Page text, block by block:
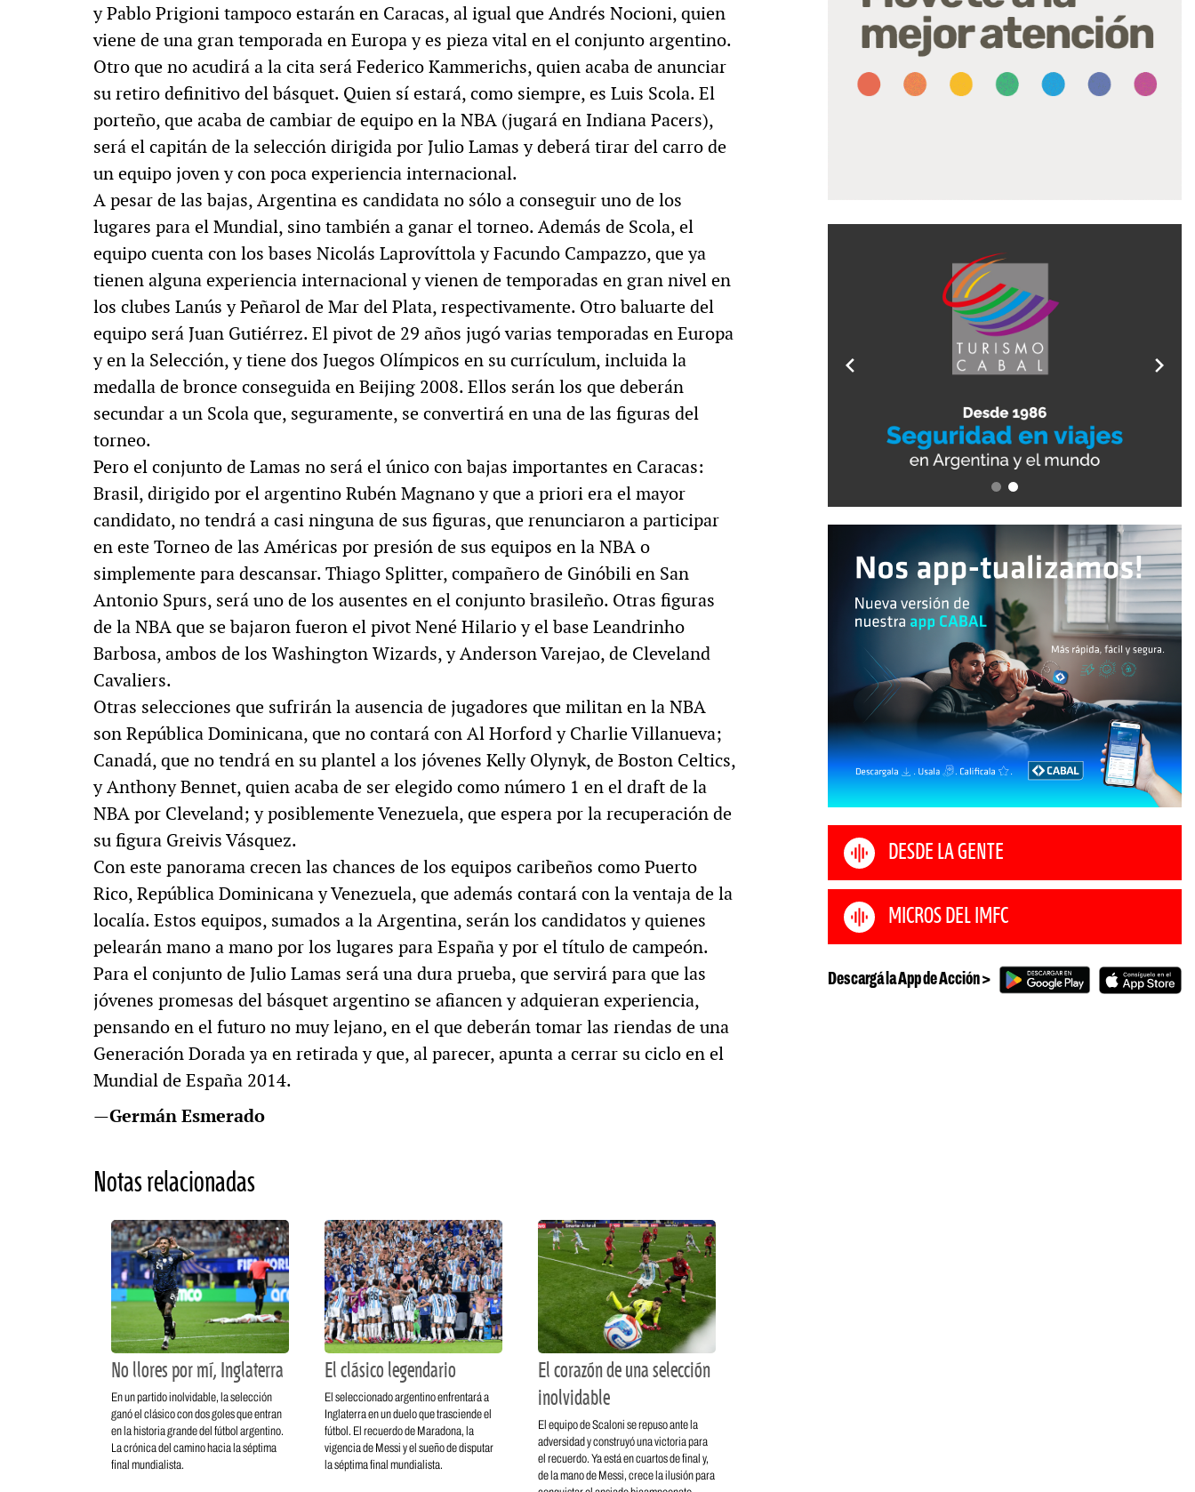
y Pablo Prigioni tampoco estarán en Caracas, al igual que Andrés Nocioni, quien
viene de una gran temporada en Europa y es pieza vital en el conjunto argentino.
Otro que no acudirá a la cita será Federico Kammerichs, quien acaba de anunciar
su retiro definitivo del básquet. Quien sí estará, como siempre, es Luis Scola. El
porteño, que acaba de cambiar de equipo en la NBA (jugará en Indiana Pacers),
será el capitán de la selección dirigida por Julio Lamas y deberá tirar del carro de
un equipo joven y con poca experiencia internacional.
A pesar de las bajas, Argentina es candidata no sólo a conseguir uno de los
lugares para el Mundial, sino también a ganar el torneo. Además de Scola, el
equipo cuenta con los bases Nicolás Laprovíttola y Facundo Campazzo, que ya
tienen alguna experiencia internacional y vienen de temporadas en gran nivel en
los clubes Lanús y Peñarol de Mar del Plata, respectivamente. Otro baluarte del
equipo será Juan Gutiérrez. El pivot de 29 años jugó varias temporadas en Europa
y en la Selección, y tiene dos Juegos Olímpicos en su currículum, incluida la
medalla de bronce conseguida en Beijing 2008. Ellos serán los que deberán
secundar a un Scola que, seguramente, se convertirá en una de las figuras del
torneo.
Pero el conjunto de Lamas no será el único con bajas importantes en Caracas:
Brasil, dirigido por el argentino Rubén Magnano y que a priori era el mayor
candidato, no tendrá a casi ninguna de sus figuras, que renunciaron a participar
en este Torneo de las Américas por presión de sus equipos en la NBA o
simplemente para descansar. Thiago Splitter, compañero de Ginóbili en San
Antonio Spurs, será uno de los ausentes en el conjunto brasileño. Otras figuras
de la NBA que se bajaron fueron el pivot Nené Hilario y el base Leandrinho
Barbosa, ambos de los Washington Wizards, y Anderson Varejao, de Cleveland
Cavaliers.
Otras selecciones que sufrirán la ausencia de jugadores que militan en la NBA
son República Dominicana, que no contará con Al Horford y Charlie Villanueva;
Canadá, que no tendrá en su plantel a los jóvenes Kelly Olynyk, de Boston Celtics,
y Anthony Bennet, quien acaba de ser elegido como número 1 en el draft de la
NBA por Cleveland; y posiblemente Venezuela, que espera por la recuperación de
su figura Greivis Vásquez.
Con este panorama crecen las chances de los equipos caribeños como Puerto
Rico, República Dominicana y Venezuela, que además contará con la ventaja de la
localía. Estos equipos, sumados a la Argentina, serán los candidatos y quienes
pelearán mano a mano por los lugares para España y por el título de campeón.
Para el conjunto de Julio Lamas será una dura prueba, que servirá para que las
jóvenes promesas del básquet argentino se afiancen y adquieran experiencia,
pensando en el futuro no muy lejano, en el que deberán tomar las riendas de una
Generación Dorada ya en retirada y que, al parecer, apunta a cerrar su ciclo en el
Mundial de España 2014.
—Germán Esmerado
Notas relacionadas
No llores por mí, Inglaterra
En un partido inolvidable, la selección
ganó el clásico con dos goles que entran
en la historia grande del fútbol argentino.
La crónica del camino hacia la séptima
final mundialista.
El clásico legendario
El seleccionado argentino enfrentará a
Inglaterra en un duelo que trasciende el
fútbol. El recuerdo de Maradona, la
vigencia de Messi y el sueño de disputar
la séptima final mundialista.
El corazón de una selección
inolvidable
El equipo de Scaloni se repuso ante la
adversidad y construyó una victoria para
el recuerdo. Ya está en cuartos de final y,
de la mano de Messi, crece la ilusión para
DESDE LA GENTE
MICROS DEL IMFC
Descargá la App de Acción >